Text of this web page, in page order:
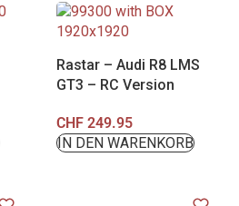
Rastar – Audi R8 LMS
GT3 – RC Version
CHF249.95
IN DEN WARENKORB